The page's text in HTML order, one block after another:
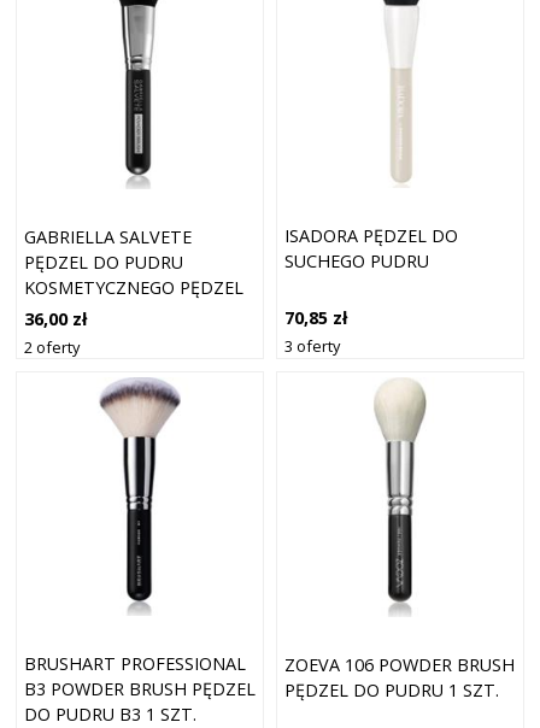
GABRIELLA SALVETE
PĘDZEL DO PUDRU
KOSMETYCZNEGO PĘDZEL
DO PUDRU
36,00 zł
2 oferty
ISADORA PĘDZEL DO
SUCHEGO PUDRU
70,85 zł
3 oferty
BRUSHART PROFESSIONAL
B3 POWDER BRUSH PĘDZEL
DO PUDRU B3 1 SZT.
ZOEVA 106 POWDER BRUSH
PĘDZEL DO PUDRU 1 SZT.